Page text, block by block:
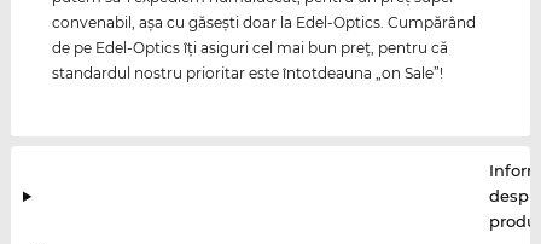
convenabil, aşa cu găseşti doar la Edel-Optics. Cumpărând
de pe Edel-Optics îţi asiguri cel mai bun preţ, pentru că
standardul nostru prioritar este întotdeauna „on Sale”!